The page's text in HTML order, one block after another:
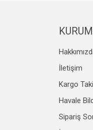
İletişim
Kargo
Havale
Sipariş